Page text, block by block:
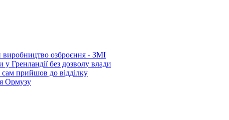
виробництво озброєння - ЗМІ
Гренландії без дозволу влади
прийшов до відділку
Ормузу